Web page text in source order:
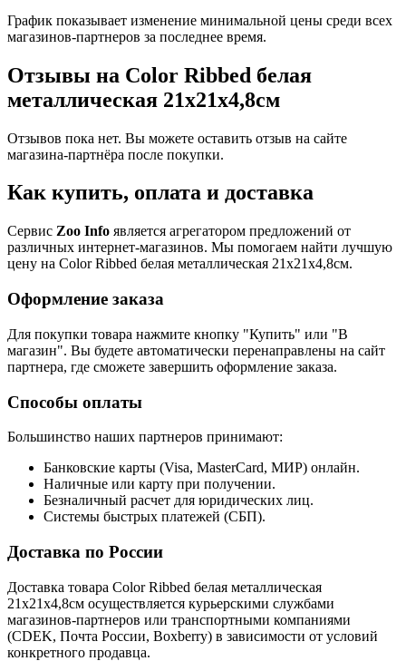
График показывает изменение минимальной цены среди всех
магазинов-партнеров за последнее время.
Отзывы на Color Ribbed белая
металлическая 21х21х4,8cм
Отзывов пока нет. Вы можете оставить отзыв на сайте
магазина-партнёра после покупки.
Как купить, оплата и доставка
Сервис Zoo Info является агрегатором предложений от
различных интернет-магазинов. Мы помогаем найти лучшую
цену на Color Ribbed белая металлическая 21х21х4,8cм.
Оформление заказа
Для покупки товара нажмите кнопку "Купить" или "В
магазин". Вы будете автоматически перенаправлены на сайт
партнера, где сможете завершить оформление заказа.
Способы оплаты
Большинство наших партнеров принимают:
Банковские карты (Visa, MasterCard, МИР) онлайн.
Наличные или карту при получении.
Безналичный расчет для юридических лиц.
Системы быстрых платежей (СБП).
Доставка по России
Доставка товара Color Ribbed белая металлическая
21х21х4,8cм осуществляется курьерскими службами
магазинов-партнеров или транспортными компаниями
(CDEK, Почта России, Boxberry) в зависимости от условий
конкретного продавца.